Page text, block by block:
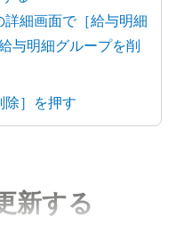
細画面で［給与明細
与明細グループを削
除］を押す
新する